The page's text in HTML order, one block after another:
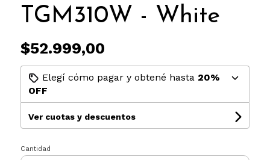
TGM310W - White
$52.999,00
Elegí cómo pagar y obtené hasta 20%
OFF
Ver cuotas y descuentos
Cantidad